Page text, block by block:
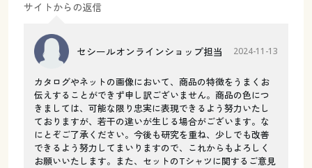
サイトからの返信
セシールオンラインショップ担当 2024-11-13
カタログやネットの画像において、商品の特徴をうまくお
伝えすることができず申し訳ございません。商品の色につ
きましては、可能な限り忠実に表現できるよう努力いたし
ておりますが、若干の違いが生じる場合がございます。な
にとぞご了承ください。今後も研究を重ね、少しでも改善
できるよう努力してまいりますので、これからもよろしく
お願いいたします。また、セットのTシャツに関するご意見